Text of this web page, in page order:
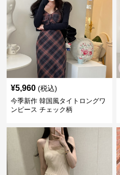
¥5,960 (税込)
今季新作 韓国風タイトロングワ
ンピース チェック柄